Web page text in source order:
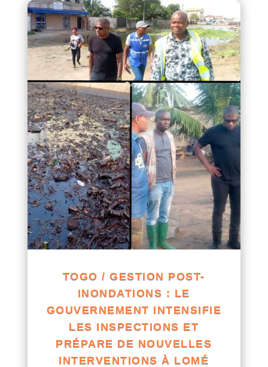
TOGO / GESTION POST-
INONDATIONS : LE
GOUVERNEMENT INTENSIFIE
LES INSPECTIONS ET
PRÉPARE DE NOUVELLES
INTERVENTIONS À LOMÉ